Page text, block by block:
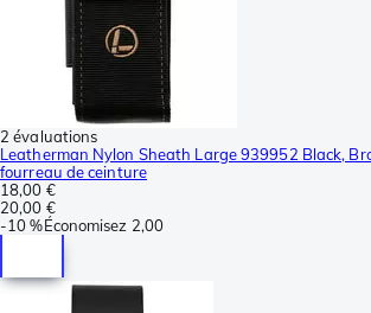
2 évaluations
Leatherman Nylon Sheath Large 939952 Black,
fourreau de ceinture
18,00 €
20,00 €
-10 %Économisez 2,00